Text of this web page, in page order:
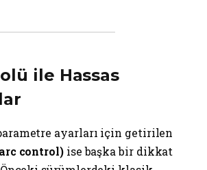
ile Hassas
ayarları için getirilen
control)ise başka bir dikkat